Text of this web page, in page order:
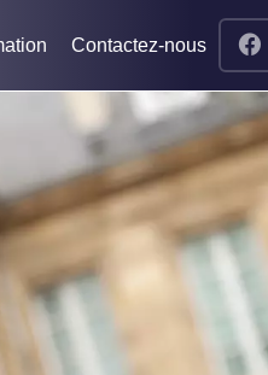
Contactez-nous